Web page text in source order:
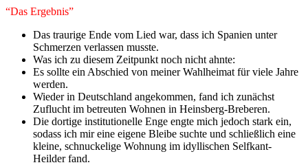
“Das Ergebnis”
Das traurige Ende vom Lied war, dass ich Spanien unter
Schmerzen verlassen musste.
Was ich zu diesem Zeitpunkt noch nicht ahnte:
Es sollte ein Abschied von meiner Wahlheimat für viele Jahre
werden.
Wieder in Deutschland angekommen, fand ich zunächst
Zuflucht im betreuten Wohnen in Heinsberg-Breberen.
Die dortige institutionelle Enge engte mich jedoch stark ein,
sodass ich mir eine eigene Bleibe suchte und schließlich eine
kleine, schnuckelige Wohnung im idyllischen Selfkant-
Heilder fand.